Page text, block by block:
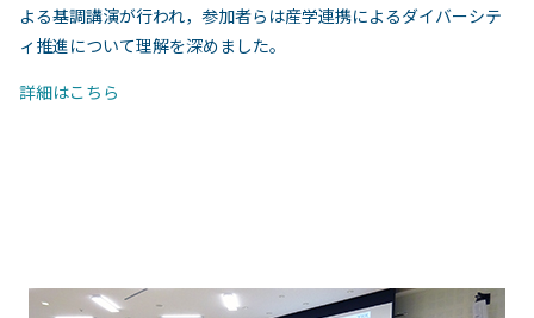
よる基調講演が行われ，参加者らは産学連携によるダイバーシテ
ィ推進について理解を深めました。
詳細はこちら